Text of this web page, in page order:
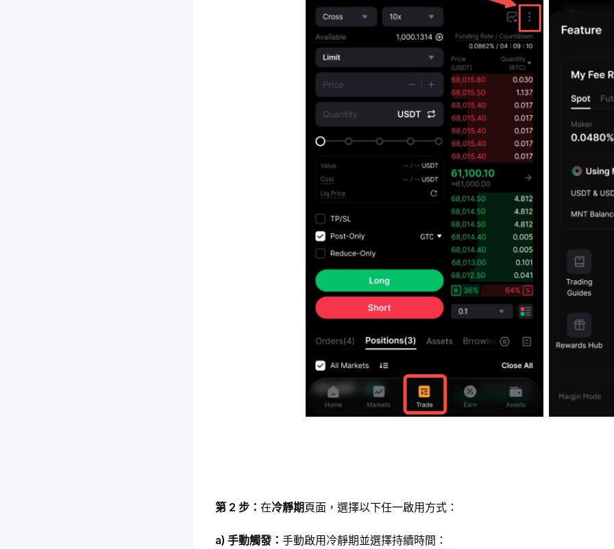
第 2 步： 在冷靜期頁面，選擇以下任一啟用方式：
a) 手動觸發： 手動啟用冷靜期並選擇持續時間：